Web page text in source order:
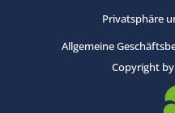
Privatsphäre
Allgemeine
Copyright